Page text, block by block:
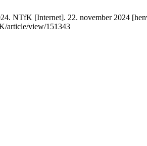
NTfK [Internet]. 22. november 2024
article/view/151343